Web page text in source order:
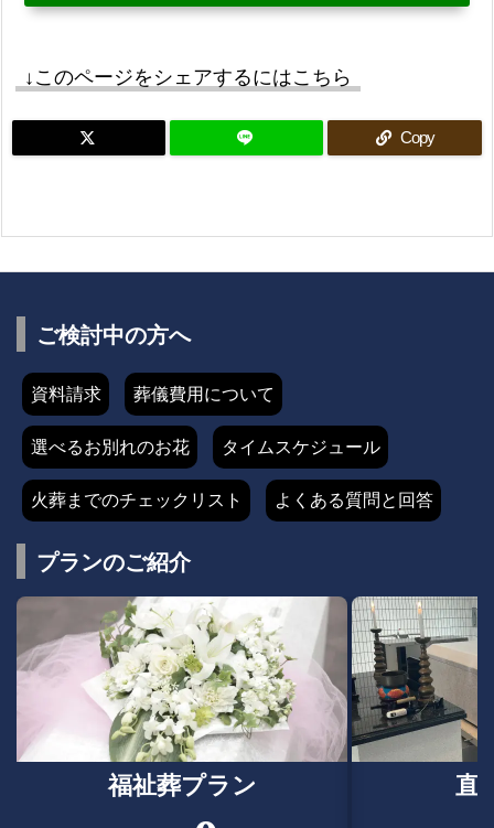
↓このページをシェアするにはこちら
Copy
ご検討中の方へ
資料請求 葬儀費用について
選べるお別れのお花 タイムスケジュール
火葬までのチェックリスト よくある質問と回答
プランのご紹介
福祉葬プラン 直